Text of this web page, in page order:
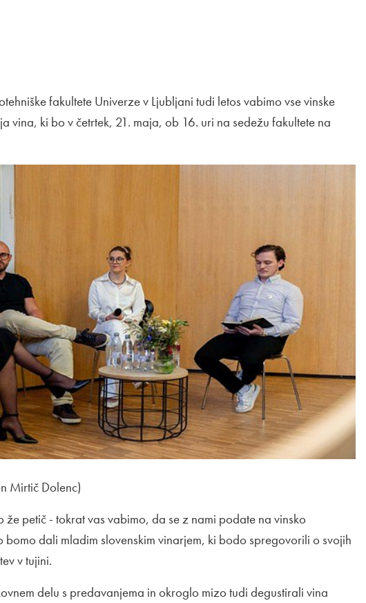
fakultete Univerze v Ljubljani tudi letos vabimo vse vinske
vina, ki bo v četrtek, 21. maja, ob 16. uri na sedežu fakultete na
Mirtič Dolenc)
petič - tokrat vas vabimo, da se z nami podate na vinsko
dali mladim slovenskim vinarjem, ki bodo spregovorili o svojih
v tujini.
delu s predavanjema in okroglo mizo tudi degustirali vina